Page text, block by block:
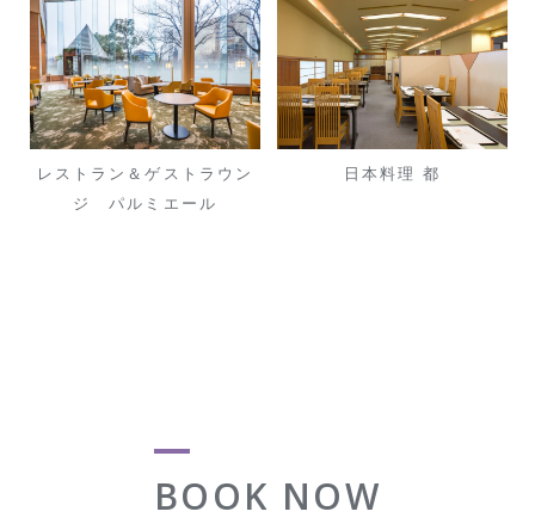
レストラン＆ゲストラウン
ジ パルミエール
日本料理 都
BOOK NOW